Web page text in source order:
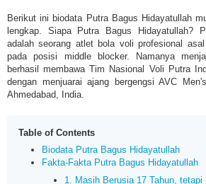
Berikut ini biodata Putra Bagus Hidayatullah
lengkap. Siapa Putra Bagus Hidayatullah?
adalah seorang atlet bola voli profesional
pada posisi middle blocker. Namanya
berhasil membawa Tim Nasional Voli Putra
dengan menjuarai ajang bergengsi AVC
Ahmedabad, India.
Table of Contents
Biodata Putra Bagus Hidayatullah
Fakta-Fakta Putra Bagus Hidayatullah
1. Masih Berusia 17 Tahun, tetapi